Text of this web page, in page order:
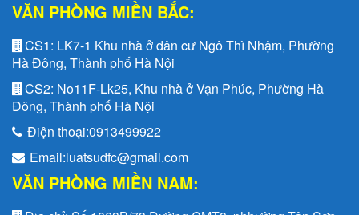
VĂN PHÒNG MIỀN BẮC:
CS1: LK7-1 Khu nhà ở dân cư Ngô Thì Nhậm, Phường
Hà Đông, Thành phố Hà Nội
CS2: No11F-Lk25, Khu nhà ở Vạn Phúc, Phường Hà
Đông, Thành phố Hà Nội
Điện thoại:0913499922
Email:luatsudfc@gmail.com
VĂN PHÒNG MIỀN NAM: